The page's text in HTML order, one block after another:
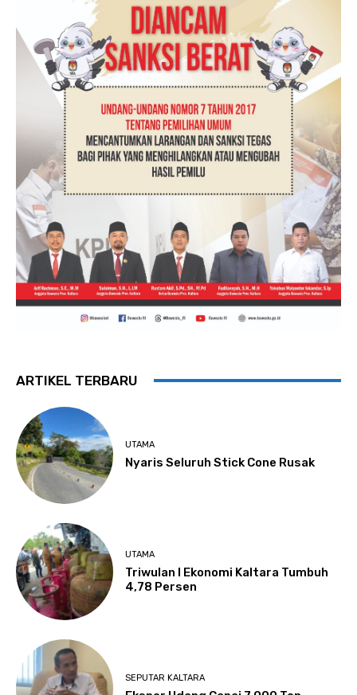
ARTIKEL TERBARU
UTAMA
Nyaris Seluruh Stick Cone Rusak
UTAMA
Triwulan I Ekonomi Kaltara Tumbuh
4,78 Persen
SEPUTAR KALTARA